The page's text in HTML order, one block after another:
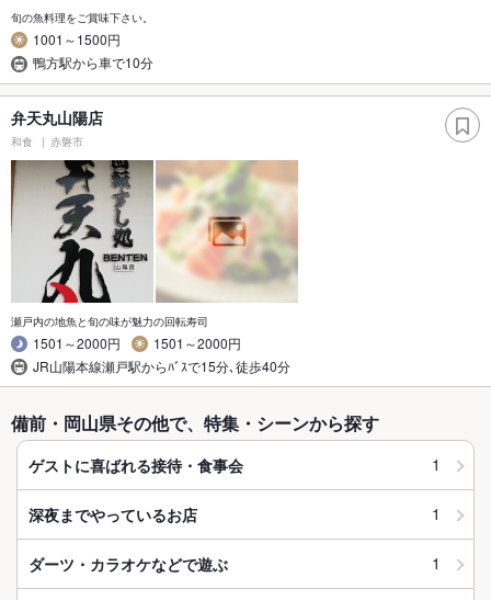
旬の魚料理をご賞味下さい。
1001～1500円
鴨方駅から車で10分
弁天丸山陽店
和食 赤磐市
瀬戸内の地魚と旬の味が魅力の回転寿司
1501～2000円
1501～2000円
JR山陽本線瀬戸駅からﾊﾞｽで15分､徒歩40分
備前・岡山県その他で、特集・シーンから探す
ゲストに喜ばれる接待・食事会 1
深夜までやっているお店 1
ダーツ・カラオケなどで遊ぶ 1